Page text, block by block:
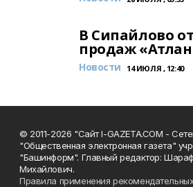
В Сипайлово
продаж
Новости 14 ИЮЛЯ , 12:40
© 2011-2026 "Сайт I-GAZETA.COM -
"Общественная электронная газета"
"Башинформ". Главный редактор:
Михайлович.
Правила применения